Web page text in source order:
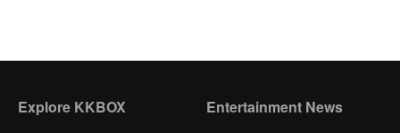
Explore KKBOX Entertainment News